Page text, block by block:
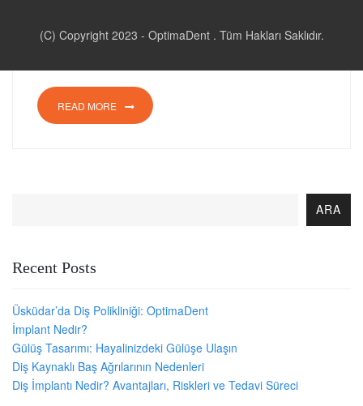
(C) Copyright 2023 - OptimaDent . Tüm Hakları Saklıdır.
READ MORE
ARA
Recent Posts
Üsküdar’da Diş Polikliniği: OptimaDent
İmplant Nedir?
Gülüş Tasarımı: Hayalinizdeki Gülüşe Ulaşın
Diş Kaynaklı Baş Ağrılarının Nedenleri
Diş İmplantı Nedir? Avantajları, Riskleri ve Tedavi Süreci